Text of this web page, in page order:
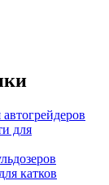
для
катков